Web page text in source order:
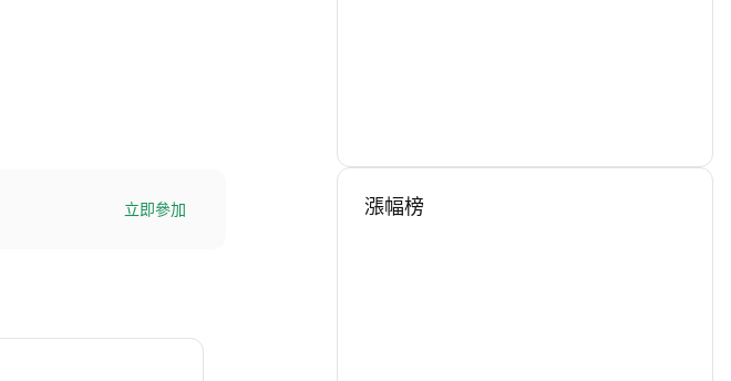
立即參加 漲幅榜